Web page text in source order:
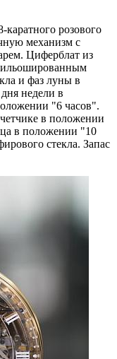
розового
механизм с
Циферблат из
и фаз луны в
недели в
"6 часов".
в положении
в положении "10
стекла. Запас